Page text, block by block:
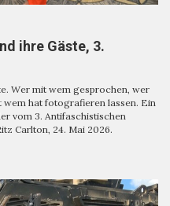
ihre Gäste, 3.
Wer mit wem gesprochen, wer
wem hat fotografieren lassen. Ein
vom 3. Antifaschistischen
Carlton, 24. Mai 2026.